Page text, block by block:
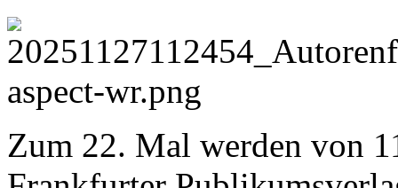
Zum 22. Mal werden von